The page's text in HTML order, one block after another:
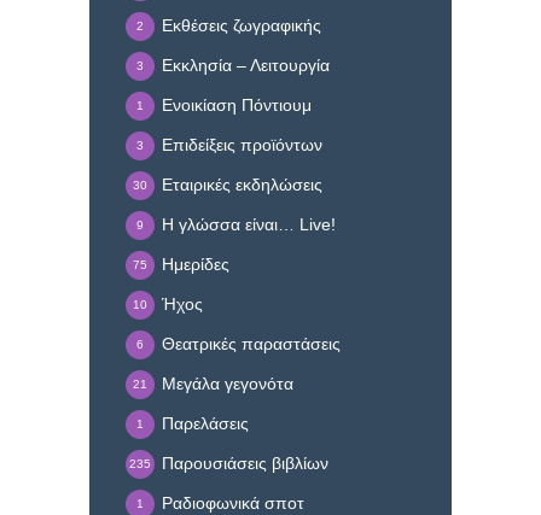
Εκθέσεις ζωγραφικής
2
Εκκλησία – Λειτουργία
3
Ενοικίαση Πόντιουμ
1
Επιδείξεις προϊόντων
3
Εταιρικές εκδηλώσεις
30
Η γλώσσα είναι… Live!
9
Ημερίδες
75
Ήχος
10
Θεατρικές παραστάσεις
6
Μεγάλα γεγονότα
21
Παρελάσεις
1
Παρουσιάσεις βιβλίων
235
Ραδιοφωνικά σποτ
1